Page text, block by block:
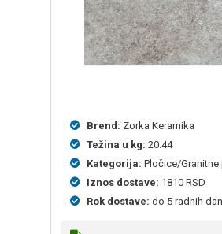
Brend: Zorka Keramika
Težina u kg: 20.44
Kategorija: Pločice/
Iznos dostave: 1810 RSD
Rok dostave: do 5 radnih